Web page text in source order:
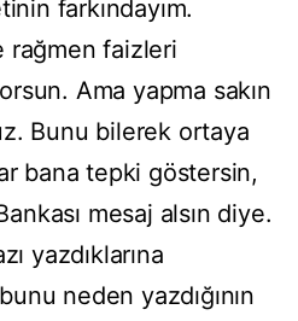
farkındayım.
rağmen faizleri
Ama yapma sakın
Bunu bilerek ortaya
bana tepki göstersin,
mesaj alsın diye.
yazdıklarına
neden yazdığının